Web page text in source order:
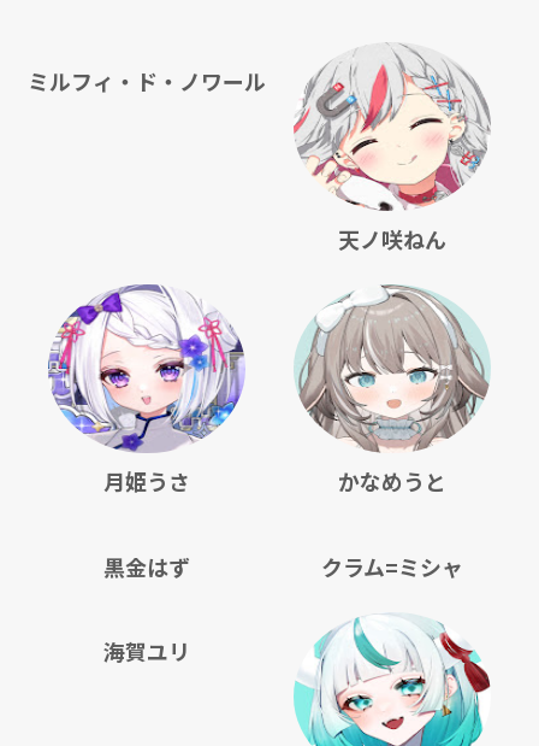
ミルフィ・ド・ノワール
天ノ咲ねん
月姫うさ かなめうと
黒金はず クラム=ミシャ
海賀ユリ